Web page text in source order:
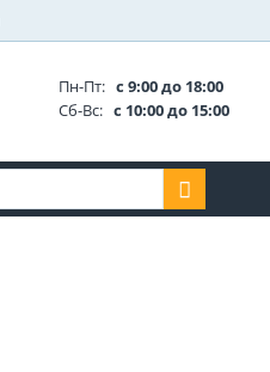
Пн-Пт: с 9:00 до 18:00
Сб-Вс: с 10:00 до 15:00